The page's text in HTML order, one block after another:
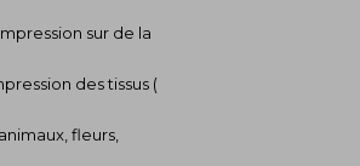
sur de la
des tissus (
fleurs,